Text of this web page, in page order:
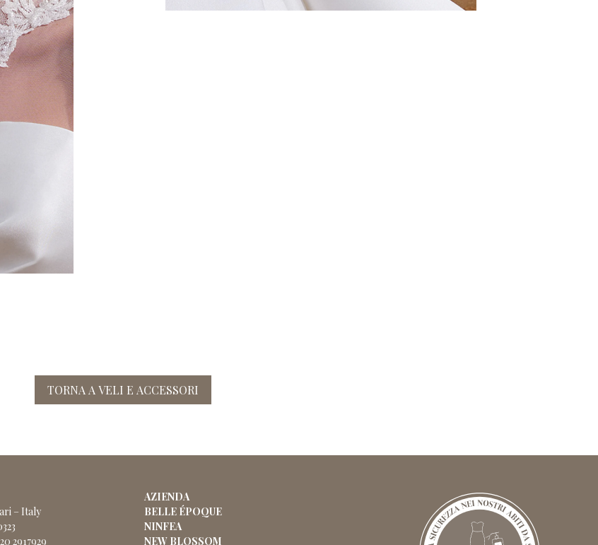
TORNA A VELI E ACCESSORI
– Italy
2917929
AZIENDA
BELLE ÉPOQUE
NINFEA
NEW BLOSSOM